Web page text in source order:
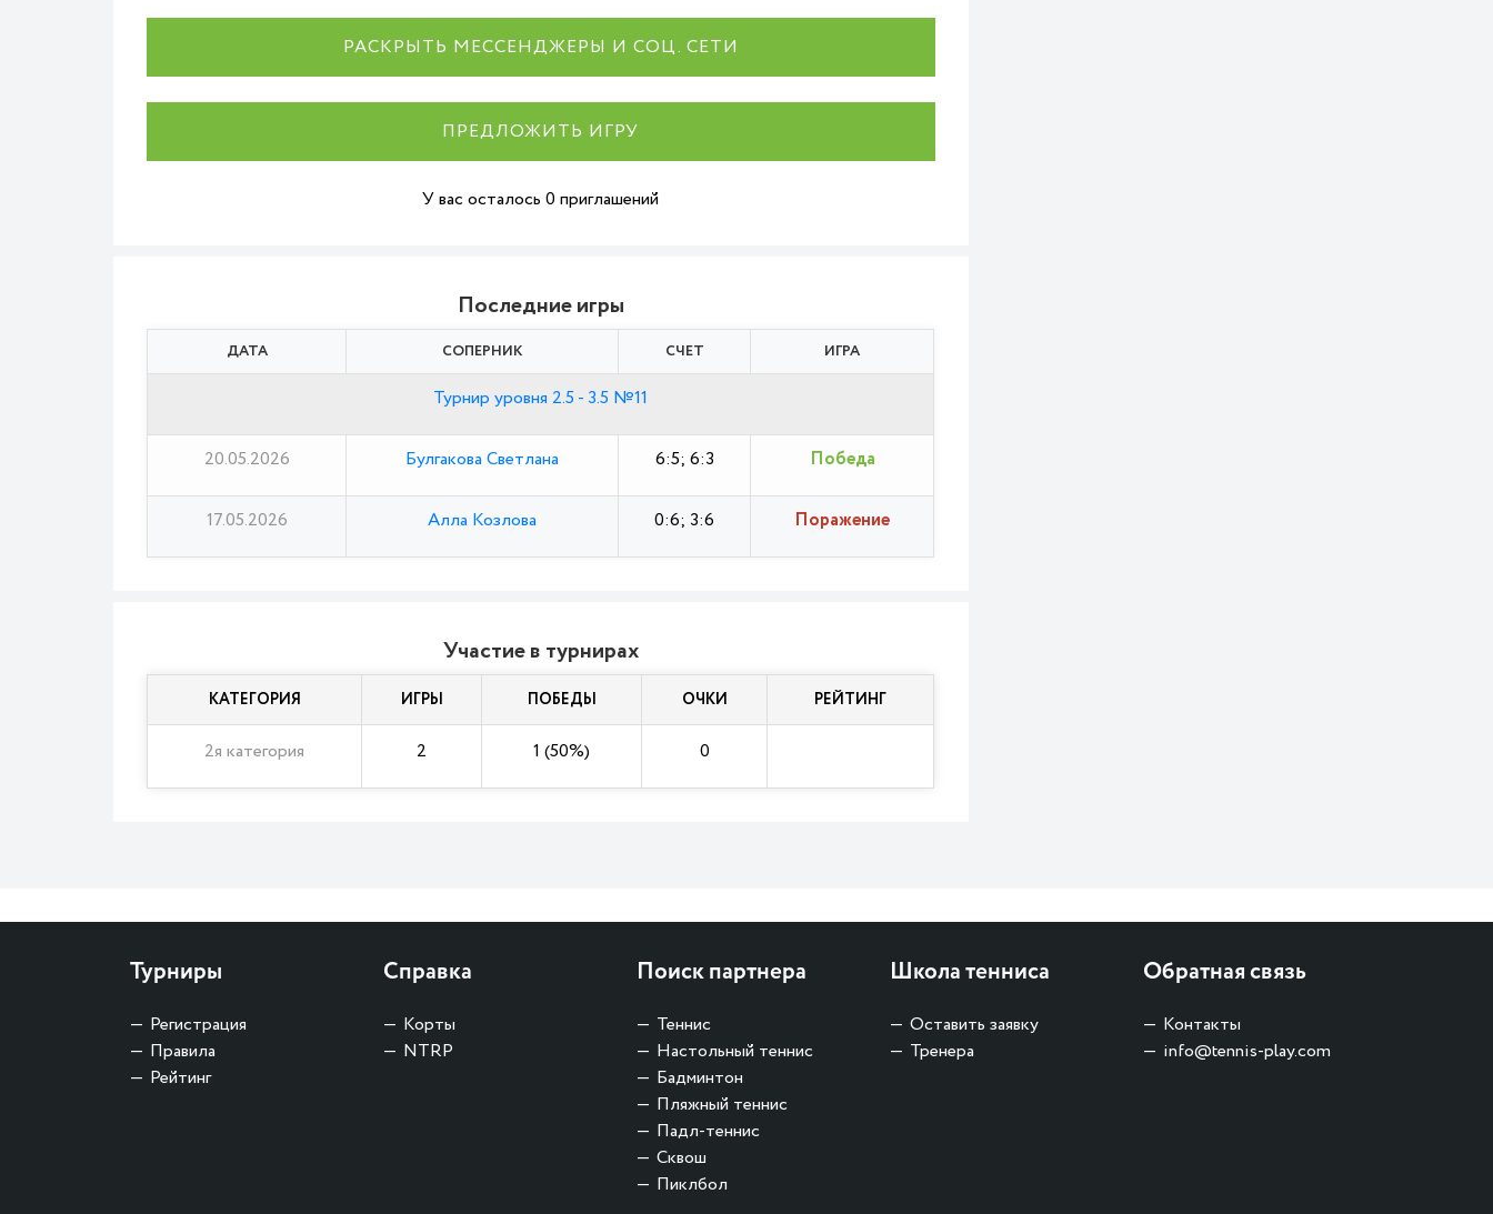
РАСКРЫТЬ МЕССЕНДЖЕРЫ И СОЦ. СЕТИ
ПРЕДЛОЖИТЬ ИГРУ
У вас осталось 0 приглашений
Последние игры
ДАТА СОПЕРНИК СЧЕТ ИГРА
Турнир уровня 2.5 - 3.5 №11
20.05.2026 Булгакова Светлана 6:5; 6:3 Победа
17.05.2026 Алла Козлова 0:6; 3:6 Поражение
Участие в турнирах
КАТЕГОРИЯ ИГРЫ ПОБЕДЫ ОЧКИ РЕЙТИНГ
2я категория 2 1 (50%) 0
Турниры
Регистрация
Правила
Рейтинг
Справка
Корты
NTRP
Поиск партнера
Теннис
Настольный теннис
Бадминтон
Пляжный теннис
Падл-теннис
Сквош
Пиклбол
Школа тенниса
Оставить заявку
Тренера
Обратная связь
Контакты
info@tennis-play.com